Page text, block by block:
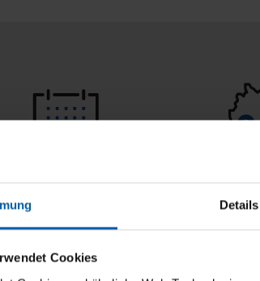
Details
Cookies